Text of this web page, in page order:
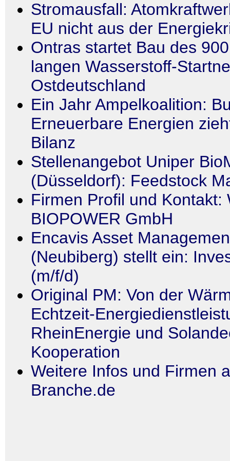
Stromausfall:
EU nicht aus der
Ontras startet Bau des
langen Wasserstoff-
Ostdeutschland
Ein Jahr Ampelkoalition:
Erneuerbare Energien
Bilanz
Stellenangebot Uniper
(Düsseldorf): Feedstock
Firmen Profil und Kontakt:
BIOPOWER GmbH
Encavis Asset
(Neubiberg) stellt ein:
(m/f/d)
Original PM: Von der
Echtzeit-
RheinEnergie und
Kooperation
Weitere Infos und Firmen
Branche.de